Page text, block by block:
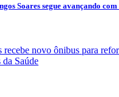
Soares segue avançando com